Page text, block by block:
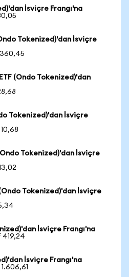
İsviçre Frangı'na
Tokenized)'dan İsviçre
360,45
(Ondo Tokenized)'dan
Tokenized)'dan İsviçre
Tokenized)'dan İsviçre
Tokenized)'dan İsviçre
İsviçre Frangı'na
419,24
İsviçre Frangı'na